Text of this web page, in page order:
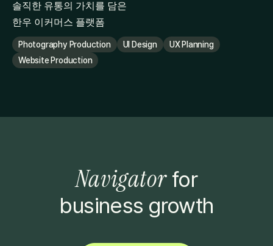
솔직한 유통의 가치를 담은
한우 이커머스 플랫폼
Photography Production UI Design
UX Planning
Website Production
Navigatorfor
business growth